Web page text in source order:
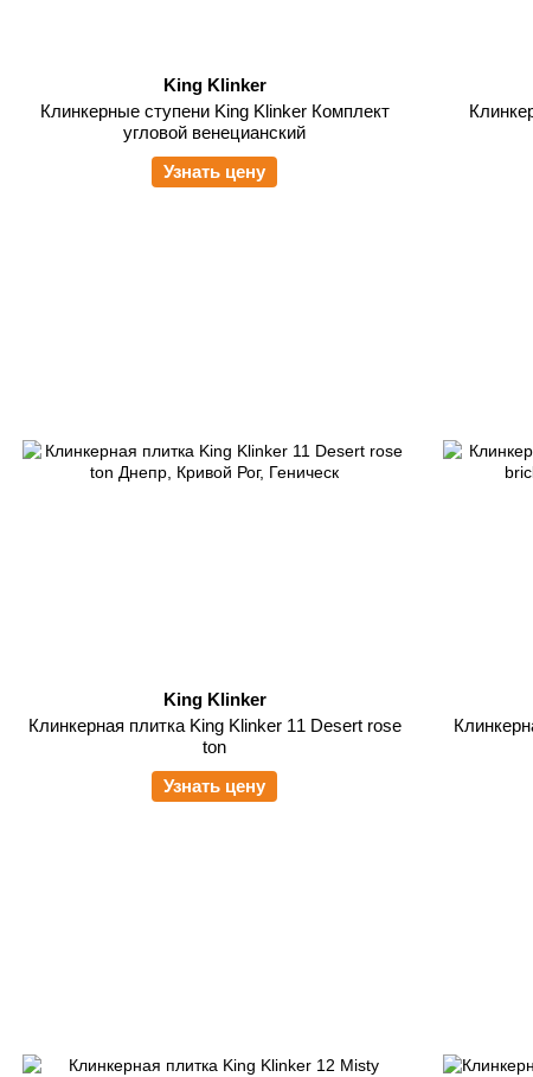
King Klinker
Клинкерные ступени King Klinker Комплект
угловой венецианский
Узнать цену
King Klinker
Клинкерная плитка King Klinker 11 Desert rose
ton
Узнать цену